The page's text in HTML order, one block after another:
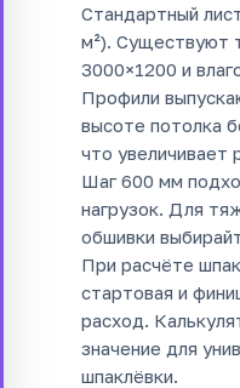
Стандартный
м²). Существуют
3000×1200 и
Профили
высоте потолка
что увеличивает
Шаг 600 мм
нагрузок. Для
обшивки
При расчёте
стартовая и
расход.
значение для
шпаклёвки.